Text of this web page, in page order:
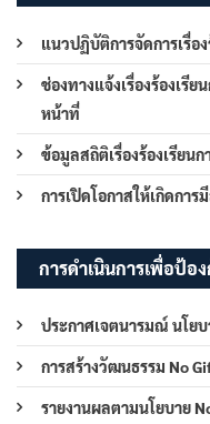
แนวปฏิบัติการจัดการเรื่อ
ช่องทางแจ้งเรื่องร้องเรี
หน้าที่
ข้อมูลสถิติเรื่องร้องเรียน
การเปิดโอกาสให้เกิดการ
การดำเนินการเพื่อป้อ
ประกาศเจตนารมณ์ นโย
การสร้างวัฒนธรรม No
รายงานผลตามนโยบาย